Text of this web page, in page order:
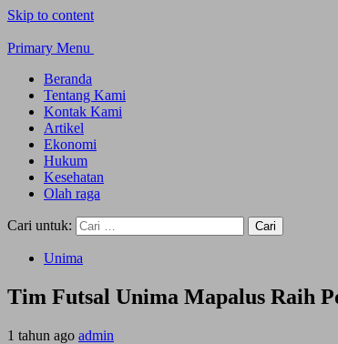
Skip to content
Primary Menu
Beranda
Tentang Kami
Kontak Kami
Artikel
Ekonomi
Hukum
Kesehatan
Olah raga
Cari untuk:
Unima
Tim Futsal Unima Mapalus Raih
1 tahun ago admin